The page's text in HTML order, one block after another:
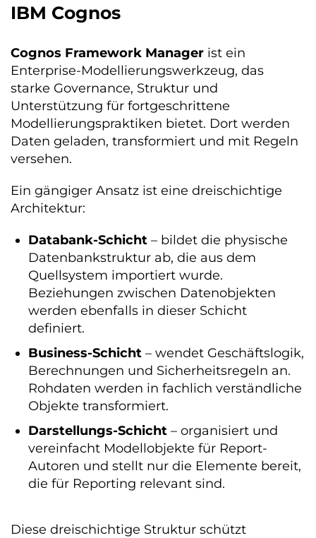
IBM Cognos
Cognos Framework Manager ist ein
Enterprise-Modellierungswerkzeug, das
starke Governance, Struktur und
Unterstützung für fortgeschrittene
Modellierungspraktiken bietet. Dort werden
Daten geladen, transformiert und mit Regeln
versehen.
Ein gängiger Ansatz ist eine dreischichtige
Architektur:
Databank-Schicht – bildet die physische
Datenbankstruktur ab, die aus dem
Quellsystem importiert wurde.
Beziehungen zwischen Datenobjekten
werden ebenfalls in dieser Schicht
definiert.
Business-Schicht – wendet Geschäftslogik,
Berechnungen und Sicherheitsregeln an.
Rohdaten werden in fachlich verständliche
Objekte transformiert.
Darstellungs-Schicht – organisiert und
vereinfacht Modellobjekte für Report-
Autoren und stellt nur die Elemente bereit,
die für Reporting relevant sind.
Diese dreischichtige Struktur schützt